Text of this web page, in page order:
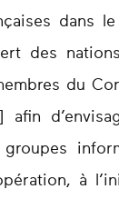
dans
des
du
afin
à